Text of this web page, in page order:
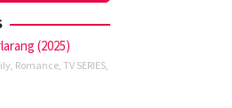
(2025)
, Romance, TV SERIES,